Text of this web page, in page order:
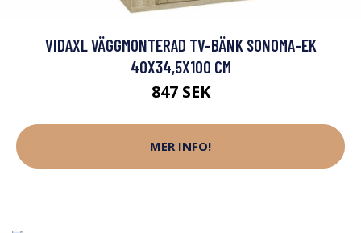
VIDAXL VÄGGMONTERAD TV-BÄNK SONOMA-EK
40X34,5X100 CM
847 SEK
MER INFO!